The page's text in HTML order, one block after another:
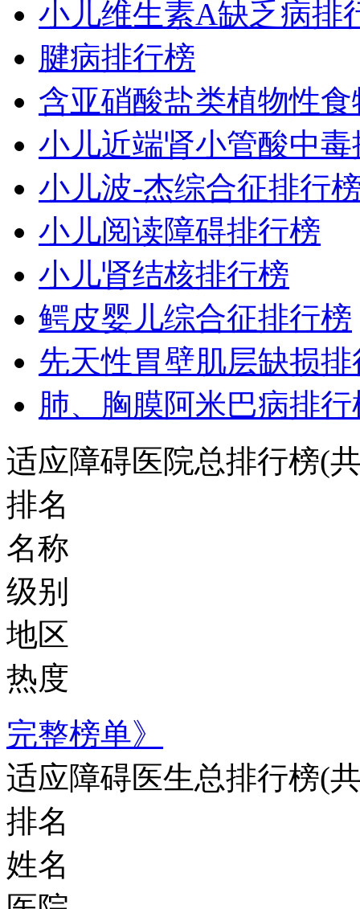
小儿维生素A缺乏病排
腱病排行榜
含亚硝酸盐类植物性
小儿近端肾小管酸中
小儿波-杰综合征排行
小儿阅读障碍排行榜
小儿肾结核排行榜
鳄皮婴儿综合征排行榜
先天性胃壁肌层缺损排
肺、胸膜阿米巴病排行
适应障碍医院总排行榜(
排名
名称
级别
地区
热度
完整榜单》
适应障碍医生总排行榜(
排名
姓名